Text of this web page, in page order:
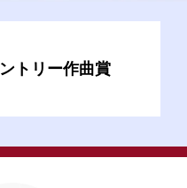
トリー作曲賞